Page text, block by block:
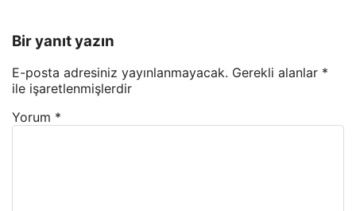
Bir yanıt yazın
E-posta adresiniz yayınlanmayacak. Gerekli alanlar *
ile işaretlenmişlerdir
Yorum *